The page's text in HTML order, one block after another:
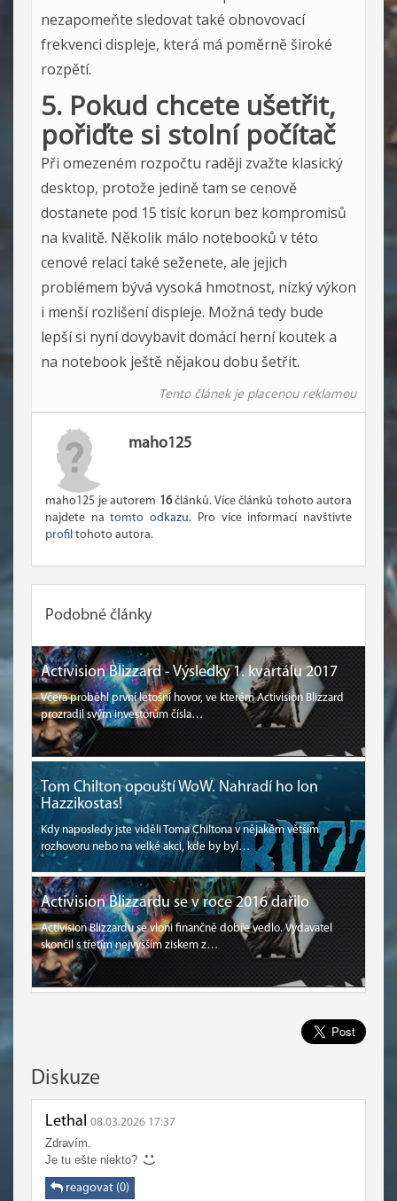
nezapomeňte sledovat také obnovovací
frekvenci displeje, která má poměrně široké
rozpětí.
5. Pokud chcete ušetřit,
pořiďte si stolní počítač
Při omezeném rozpočtu raději zvažte klasický
desktop, protože jedině tam se cenově
dostanete pod 15 tisíc korun bez kompromisů
na kvalitě. Několik málo notebooků v této
cenové relaci také seženete, ale jejich
problémem bývá vysoká hmotnost, nízký výkon
i menší rozlišení displeje. Možná tedy bude
lepší si nyní dovybavit domácí herní koutek a
na notebook ještě nějakou dobu šetřit.
Tento článek je placenou reklamou
maho125
maho125 je autorem 16článků. Více článků tohoto autora
najdete natomto odkazu. Pro více informací navštivte
profil tohoto autora.
Podobné články
Activision Blizzard - Výsledky 1. kvartálu 2017
Včera proběhl první letošní hovor, ve kterém Activision Blizzard
prozradil svým investorům čísla…
Tom Chilton opouští WoW. Nahradí ho Ion
Hazzikostas!
Kdy naposledy jste viděli Toma Chiltona v nějakém větším
rozhovoru nebo na velké akci, kde by byl…
Activision Blizzardu se v roce 2016 dařilo
Activision Blizzardu se vloni finančně dobře vedlo. Vydavatel
skončil s třetím nejvyšším ziskem z…
Diskuze
Lethal 08.03.2026 17:37
Zdravím.
Je tu ešte niekto?
reagovat (0)